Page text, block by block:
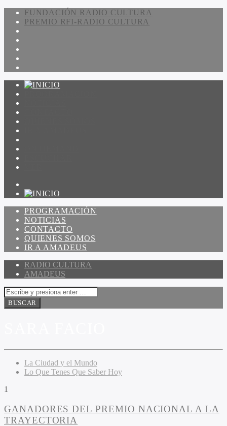
FUNDACIÓN RADIO CULTURA
PREMIO RFI-RADIO CULTURA
PROGRAMACIÓN
NOTICIAS
CONTACTO
QUIENES SOMOS
IR A AMADEUS
RADIO CULTURA
AMADEUS
La Ciudad y el Mundo
Lo Que Tenes Que Saber Hoy
1
GANADORES DEL PREMIO NACIONAL A LA
TRAYECTORIA